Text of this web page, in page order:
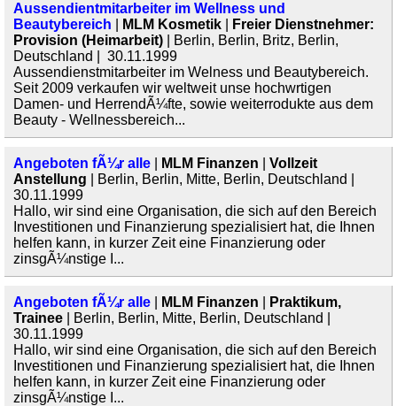
Aussendientmitarbeiter im Wellness und
Beautybereich
MLM Kosmetik
Freier Dienstnehmer:
Provision (Heimarbeit) | Berlin, Berlin, Britz, Berlin,
Deutschland | 30.11.1999
Aussendienstmitarbeiter im Welness und Beautybereich.
Seit 2009 verkaufen wir weltweit unse hochwrtigen
Damen- und HerrendÃ¼fte, sowie weiterrodukte aus dem
Beauty - Wellnessbereich...
Angeboten fÃ¼r alle MLM Finanzen
Vollzeit
Anstellung | Berlin, Berlin, Mitte, Berlin, Deutschland |
30.11.1999
Hallo, wir sind eine Organisation, die sich auf den Bereich
Investitionen und Finanzierung spezialisiert hat, die Ihnen
helfen kann, in kurzer Zeit eine Finanzierung oder
zinsgÃ¼nstige I...
Angeboten fÃ¼r alle MLM Finanzen
Praktikum,
Trainee | Berlin, Berlin, Mitte, Berlin, Deutschland |
30.11.1999
Hallo, wir sind eine Organisation, die sich auf den Bereich
Investitionen und Finanzierung spezialisiert hat, die Ihnen
helfen kann, in kurzer Zeit eine Finanzierung oder
zinsgÃ¼nstige I...